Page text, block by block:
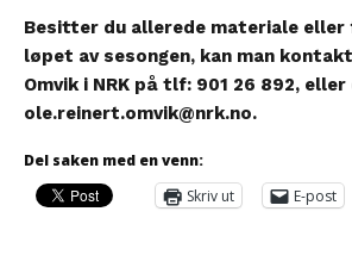
Besitter du allerede materiale
løpet av sesongen, kan man
Omvik i NRK på tlf: 901 26 892,
ole.reinert.omvik@nrk.no.
Del saken med en venn:
Skriv ut
E-post